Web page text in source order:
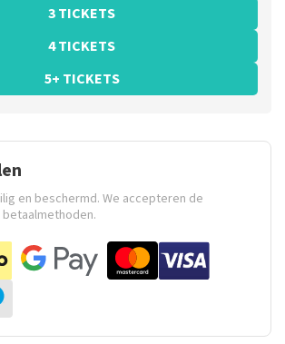
3 TICKETS
4 TICKETS
5+ TICKETS
en beschermd. We accepteren de